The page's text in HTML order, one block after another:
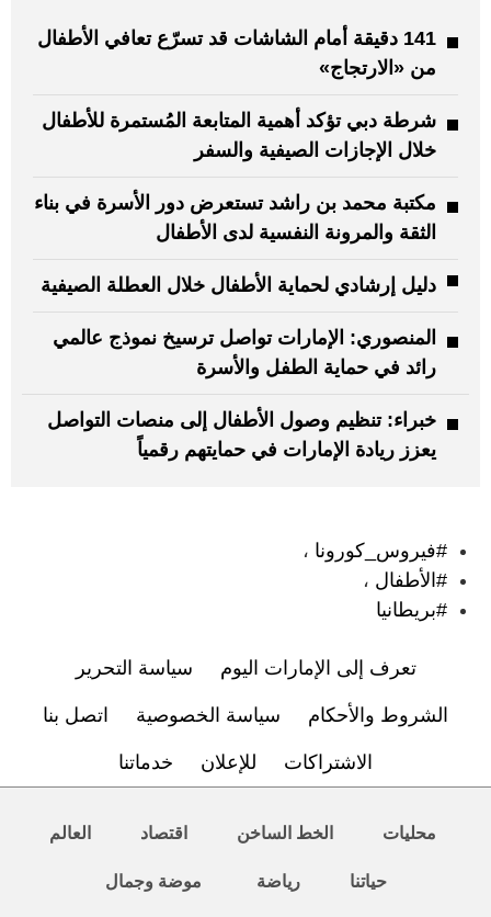
141 دقيقة أمام الشاشات قد تسرّع تعافي الأطفال
من «الارتجاج»
شرطة دبي تؤكد أهمية المتابعة المُستمرة للأطفال
خلال الإجازات الصيفية والسفر
مكتبة محمد بن راشد تستعرض دور الأسرة في بناء
الثقة والمرونة النفسية لدى الأطفال
دليل إرشادي لحماية الأطفال خلال العطلة الصيفية
المنصوري: الإمارات تواصل ترسيخ نموذج عالمي
رائد في حماية الطفل والأسرة
خبراء: تنظيم وصول الأطفال إلى منصات التواصل
يعزز ريادة الإمارات في حمايتهم رقمياً
#فيروس_كورونا ،
#الأطفال ،
#بريطانيا
تعرف إلى الإمارات اليوم سياسة التحرير
الشروط والأحكام سياسة الخصوصية اتصل بنا
الاشتراكات للإعلان خدماتنا
محليات الخط الساخن اقتصاد العالم
حياتنا رياضة موضة وجمال